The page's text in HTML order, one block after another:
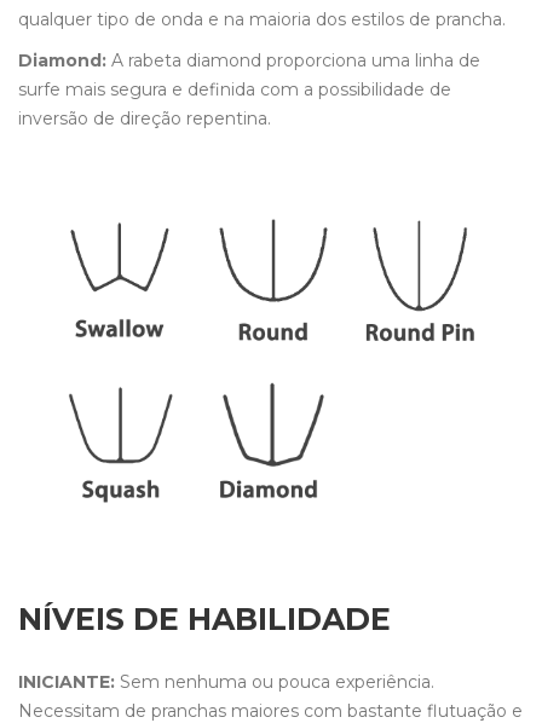
qualquer tipo de onda e na maioria dos estilos de prancha.
Diamond: A rabeta diamond proporciona uma linha de
surfe mais segura e definida com a possibilidade de
inversão de direção repentina.
NÍVEIS DE HABILIDADE
INICIANTE: Sem nenhuma ou pouca experiência.
Necessitam de pranchas maiores com bastante flutuação e